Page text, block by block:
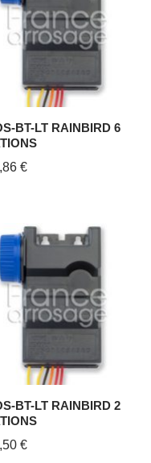
BT-LT RAINBIRD 6
€
BT-LT RAINBIRD 2
€